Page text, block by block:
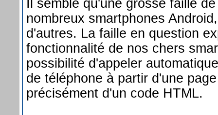
Il semble qu'une grosse faille
nombreux smartphones
d'autres. La faille en question
fonctionnalité de nos chers
possibilité d'appeler
de téléphone à partir d'une
précisément d'un code HTML.